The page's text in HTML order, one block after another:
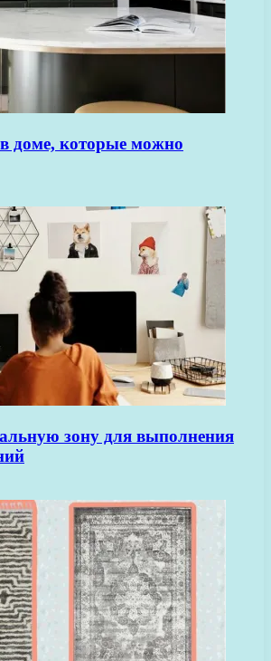
в доме, которые можно
зону для выполнения